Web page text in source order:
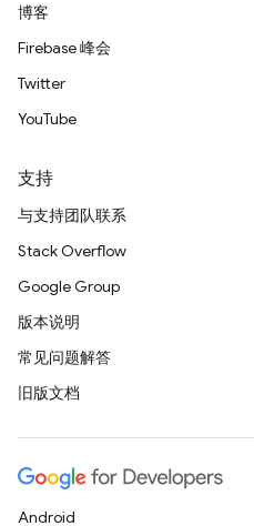
博客
Firebase 峰会
Twitter
YouTube
支持
与支持团队联系
Stack Overflow
Google Group
版本说明
常见问题解答
旧版文档
Android